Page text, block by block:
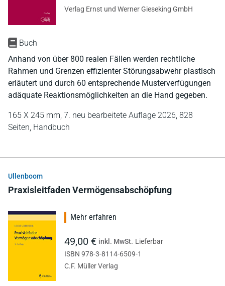
Buch
Anhand von über 800 realen Fällen werden rechtliche
Rahmen und Grenzen effizienter Störungsabwehr plastisch
erläutert und durch 60 entsprechende Muster­verfügungen
adäquate Reaktionsmöglichkeiten an die Hand gegeben.
165 X 245 mm, 7. neu bearbeitete Auflage 2026, 828
Seiten, Handbuch
Verlag Ernst und Werner Gieseking GmbH
Ullenboom
Praxisleitfaden Vermögensabschöpfung
Mehr erfahren
49,00 € inkl. MwSt. Lieferbar
ISBN 978-3-8114-6509-1
C.F. Müller Verlag